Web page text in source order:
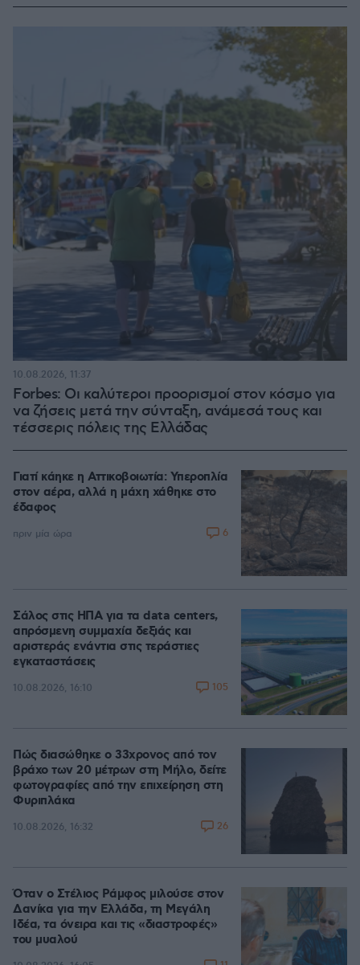
Forbes: Οι καλύτεροι προορισμοί στον κόσμο για
να ζήσεις μετά την σύνταξη, ανάμεσά τους και
τέσσερις πόλεις της Ελλάδας
10.08.2026, 11:37
Γιατί κάηκε η Αττικοβοιωτία: Υπεροπλία
στον αέρα, αλλά η μάχη χάθηκε στο
έδαφος
πριν μία ώρα 6
Σάλος στις ΗΠΑ για τα data centers,
απρόσμενη συμμαχία δεξιάς και
αριστεράς ενάντια στις τεράστιες
εγκαταστάσεις
10.08.2026, 16:10 105
Πώς διασώθηκε ο 33χρονος από τον
βράχο των 20 μέτρων στη Μήλο, δείτε
φωτογραφίες από την επιχείρηση στη
Φυριπλάκα
10.08.2026, 16:32 26
Όταν ο Στέλιος Ράμφος μιλούσε στον
Δανίκα για την Ελλάδα, τη Μεγάλη
Ιδέα, τα όνειρα και τις «διαστροφές»
του μυαλού